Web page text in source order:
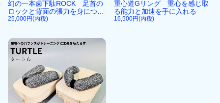
幻の一本歯下駄ROCK 足首の
ロックと背面の張力を身につけ
るプロ仕様
25,000円(内税)
重心道Gリング 重心を感じ取
る能力と加速を手に入れる
16,500円(内税)